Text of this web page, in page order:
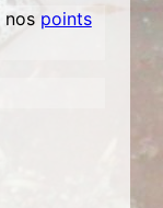
nos points